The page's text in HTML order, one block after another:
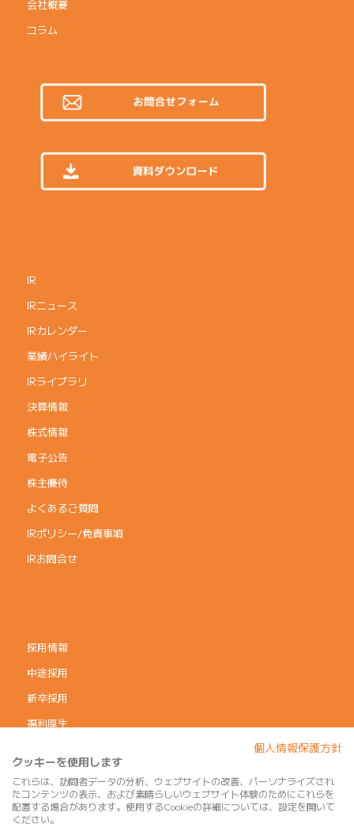
会社概要
コラム
IR
IRニュース
IRカレンダー
業績ハイライト
IRライブラリ
決算情報
株式情報
電子公告
株主優待
よくあるご質問
IRポリシー/免責事項
IRお問合せ
採用情報
中途採用
新卒採用
福利厚生
個人情報保護方針
利用規約
サイトマップ
個人情報保護方針
クッキーを使用します
これらは、訪問者データの分析、ウェブサイトの改善、パーソナライズされ
たコンテンツの表示、および素晴らしいウェブサイト体験のためにこれらを
配置する場合があります。使用するCookieの詳細については、設定を開いて
ください。